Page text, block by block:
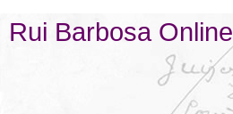
Rui Barbosa Online